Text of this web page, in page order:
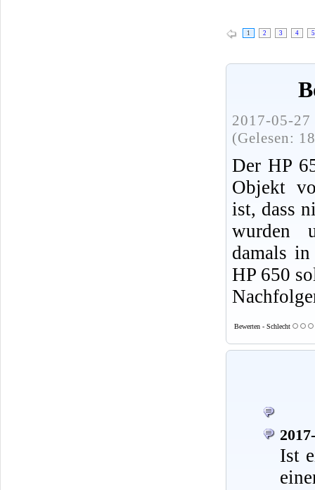
1 2 3 4 5
2017-05-
(Gelesen:
Der HP
Objekt
ist, dass
wurden
damals
HP 650
Bewerten - Schlecht
Ist